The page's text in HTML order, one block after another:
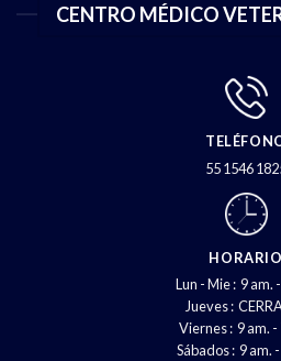
CENTRO MÉDICO
55 1546
HORARIO
Lun - Mie : 9 am.
Jueves :
Viernes : 9 am. -
Sábados : 9 am.